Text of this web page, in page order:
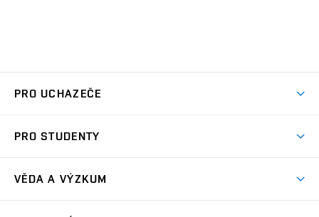
PRO UCHAZEČE
Ambasadoři studia
PRO STUDENTY
VĚDA A VÝZKUM